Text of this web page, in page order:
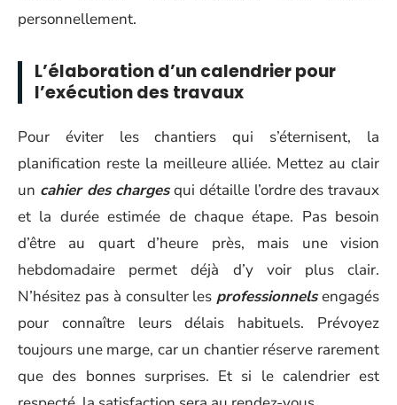
personnellement.
L’élaboration d’un calendrier pour
l’exécution des travaux
Pour éviter les chantiers qui s’éternisent, la
planification reste la meilleure alliée. Mettez au clair
un cahier des chargesqui détaille l’ordre des travaux
et la durée estimée de chaque étape. Pas besoin
d’être au quart d’heure près, mais une vision
hebdomadaire permet déjà d’y voir plus clair.
N’hésitez pas à consulter les professionnelsengagés
pour connaître leurs délais habituels. Prévoyez
toujours une marge, car un chantier réserve rarement
que des bonnes surprises. Et si le calendrier est